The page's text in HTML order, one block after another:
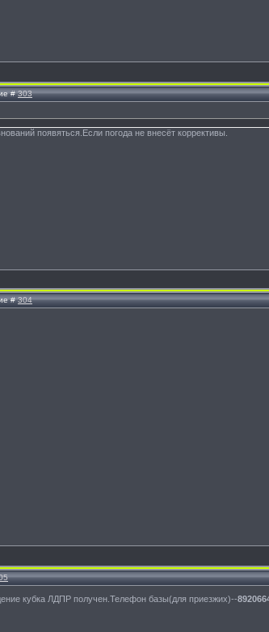
#303
появяться.Если погода не внесёт коррективы.
#304
кубка ЛДПР получен.Телефон базы(для приезжих)--